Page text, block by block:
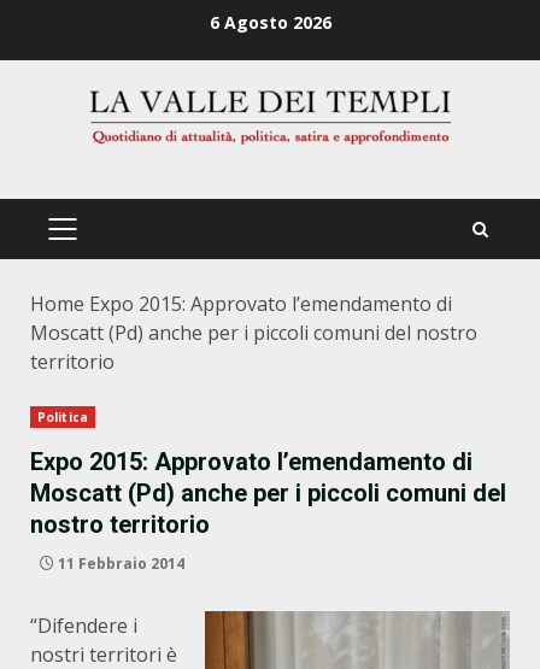
6 Agosto 2026
PRIMÄRES
Home Expo 2015: Approvato l’emendamento di
Moscatt (Pd) anche per i piccoli comuni del nostro
territorio
Politica
Expo 2015: Approvato l’emendamento di
Moscatt (Pd) anche per i piccoli comuni del
nostro territorio
11 Febbraio 2014
“Difendere i
nostri territori è